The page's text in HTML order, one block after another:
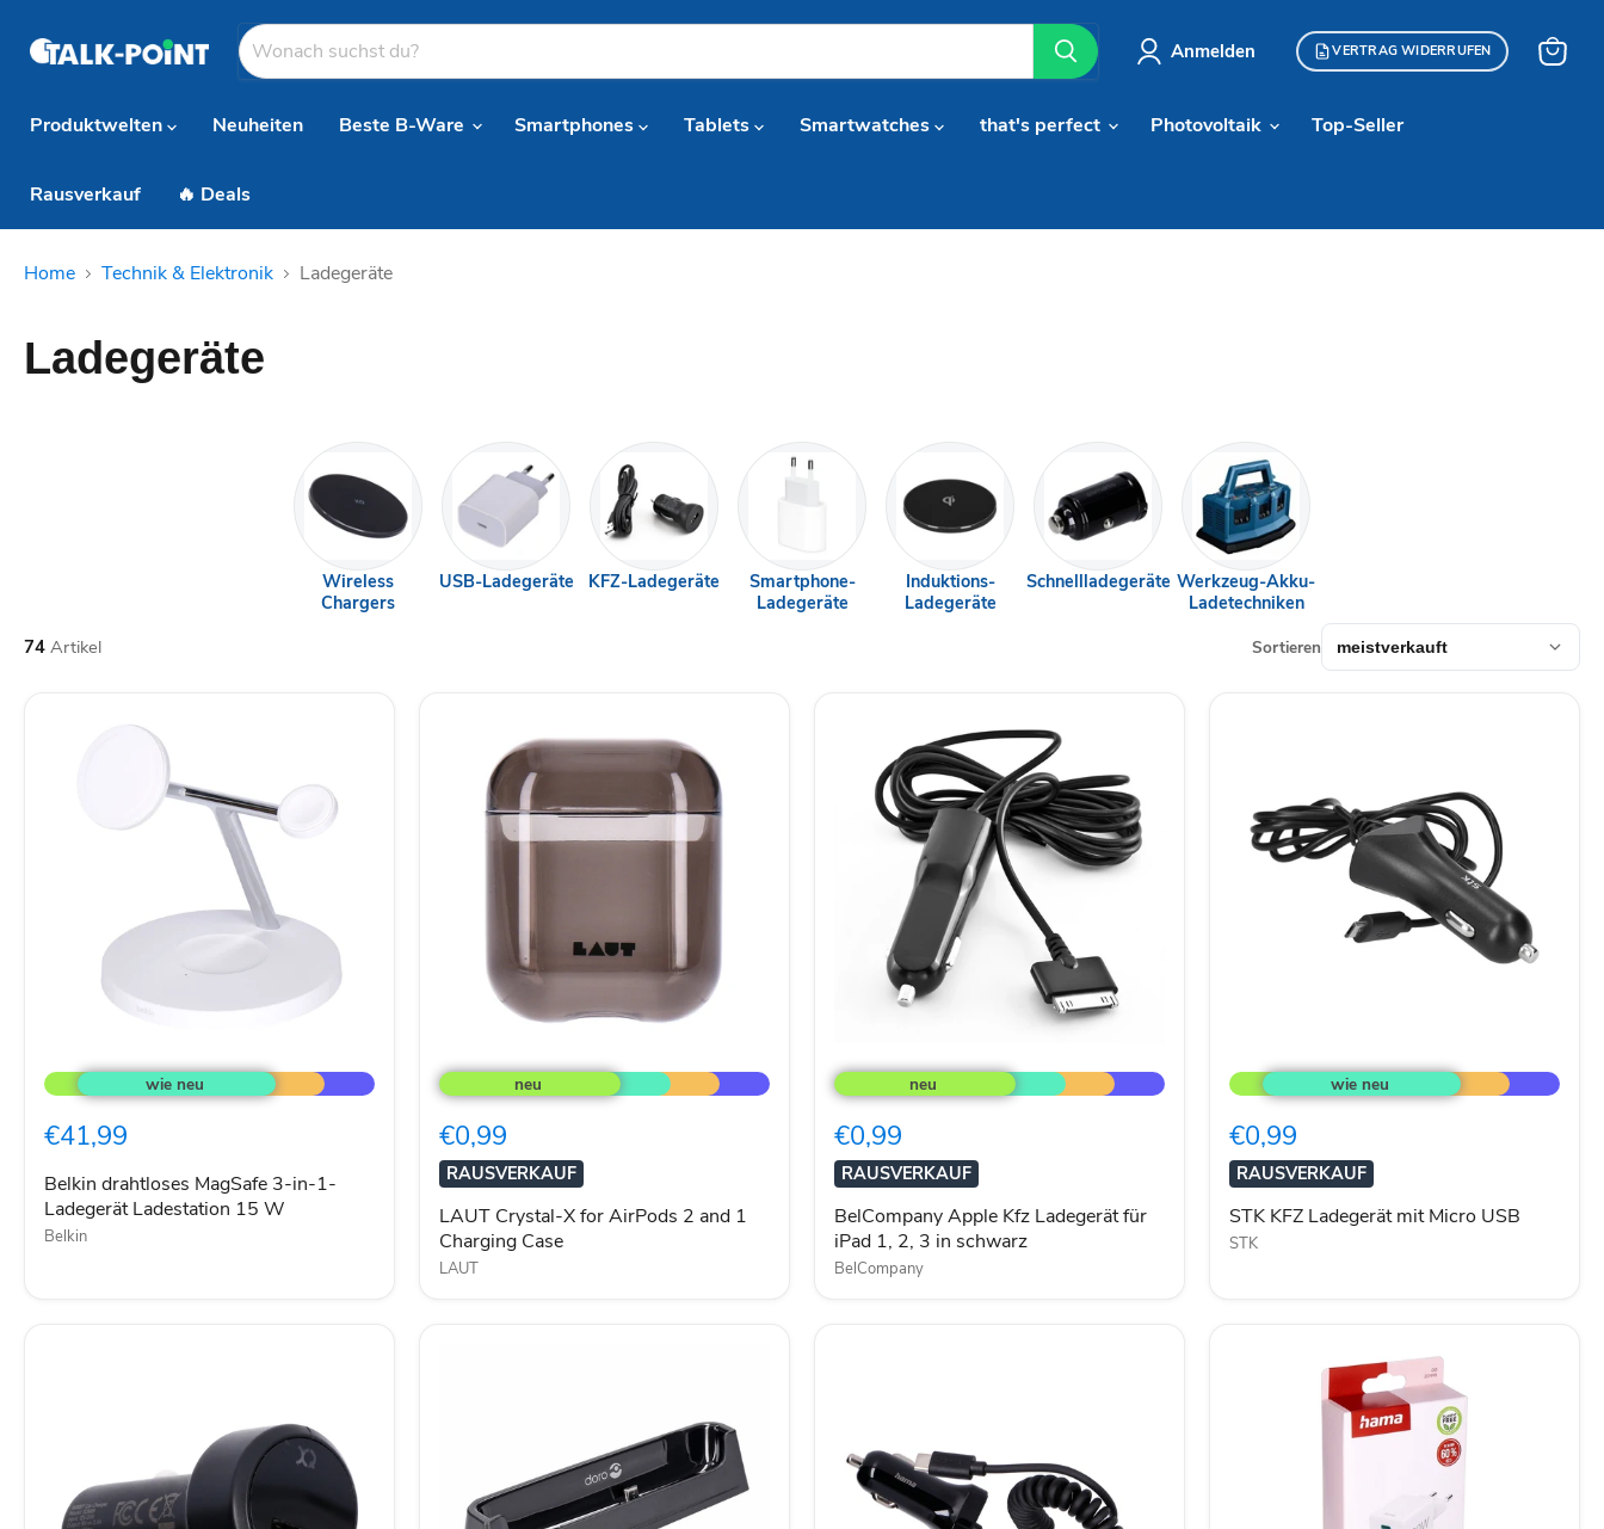
Anmelden VERTRAG WIDERRUFEN
Produktwelten
Neuheiten Beste B-Ware Smartphones Tablets Smartwatches that's perfect Photovoltaik Top-Seller
Rausverkauf 🔥 Deals
Home Technik & Elektronik Ladegeräte
Ladegeräte
Wireless
Chargers
USB-Ladegeräte KFZ-Ladegeräte
Smartphone-
Ladegeräte
Induktions-
Ladegeräte
Schnellladegeräte Werkzeug-Akku-
Ladetechniken
74 Artikel Sortieren
drahtloses
MagSafe
in-
Ladegerät
Ladestation
15
W
€41,99
Belkin drahtloses MagSafe 3-in-1-
Ladegerät Ladestation 15 W
Belkin
Crystal-
X
AirPods
2
and
1
Charging
Case
€0,99
RAUSVERKAUF
LAUT Crystal-X for AirPods 2 and 1
Charging Case
LAUT
Apple
Kfz
für
iPad
1,
2,
3
in
schwarz
€0,99
RAUSVERKAUF
BelCompany Apple Kfz Ladegerät für
iPad 1, 2, 3 in schwarz
BelCompany
KFZ
Ladegerät
Micro
USB
€0,99
RAUSVERKAUF
STK KFZ Ladegerät mit Micro USB
STK